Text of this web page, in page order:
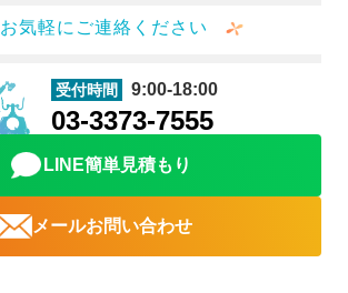
お気軽にご連絡ください
受付時間 9:00-18:00
03-3373-7555
LINE簡単見積もり
メールお問い合わせ